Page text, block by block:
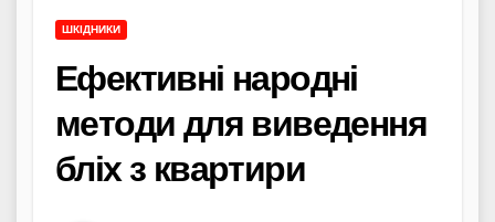
ШКІДНИКИ
Ефективні народні
методи для виведення
бліх з квартири